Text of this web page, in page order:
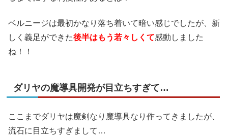
ベルニージは最初かなり落ち着いて暗い感じでしたが、新
しく義足ができた後半はもう若々しくて感動しました
ね！！
ダリヤの魔導具開発が目立ちすぎて…
ここまでダリヤは魔剣なり魔導具なり作ってきましたが、
流石に目立ちすぎまして…